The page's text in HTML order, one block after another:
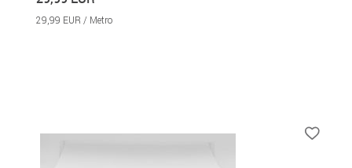
29,99 EUR / Metro